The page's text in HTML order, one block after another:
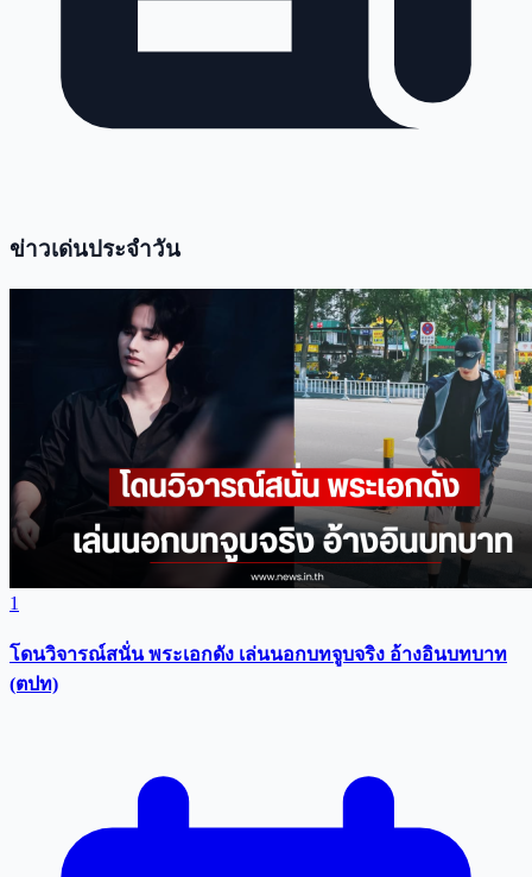
ข่าวเด่นประจำวัน
1
โดนวิจารณ์สนั่น พระเอกดัง เล่นนอกบทจูบจริง อ้างอินบทบาท
(ตปท)